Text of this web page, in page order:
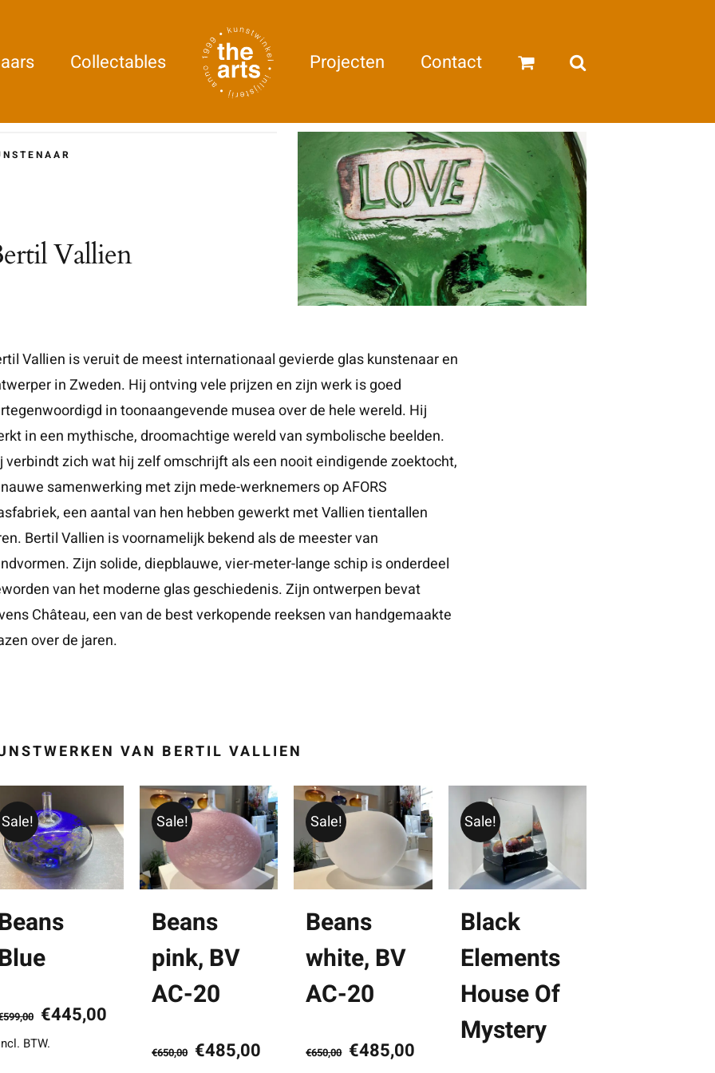
Collectables Projecten Contact
Vallien
Vallien is veruit de meest internationaal gevierde glas kunstenaar en
in Zweden. Hij ontving vele prijzen en zijn werk is goed
in toonaangevende musea over de hele wereld. Hij
in een mythische, droomachtige wereld van symbolische beelden.
verbindt zich wat hij zelf omschrijft als een nooit eindigende zoektocht,
samenwerking met zijn mede-werknemers op AFORS
een aantal van hen hebben gewerkt met Vallien tientallen
Bertil Vallien is voornamelijk bekend als de meester van
Zijn solide, diepblauwe, vier-meter-lange schip is onderdeel
van het moderne glas geschiedenis. Zijn ontwerpen bevat
Château, een van de best verkopende reeksen van handgemaakte
over de jaren.
VAN BERTIL VALLIEN
Sale!
599,00 Oorspronkelijke
prijs
€445,00
BTW.
Sale!
Beans
pink, BV
AC-20
€650,00 Oorspronkelijke
€485,00 Huidige
Sale!
Beans
white, BV
AC-20
€650,00 Oorspronkelijke
€485,00
Sale!
Black
Elements
House Of
Mystery